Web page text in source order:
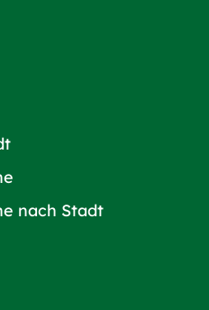
nach Stadt